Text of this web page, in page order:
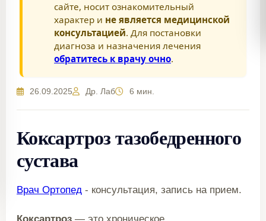
сайте, носит ознакомительный
характер и не является медицинской
консультацией. Для постановки
диагноза и назначения лечения
обратитесь к врачу очно.
26.09.2025 Др. Лаб 6 мин.
Коксартроз тазобедренного
сустава
Врач Ортопед - консультация, запись на прием.